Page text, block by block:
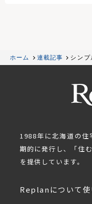
ホーム 連載記事
シンプ
北欧テ
1988年に北海道の住
期的に発行し、「住
を提供しています。
Replanについて